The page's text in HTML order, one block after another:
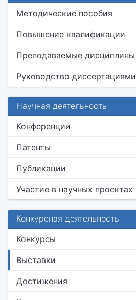
Методические пособия
Повышение квалификации
Преподаваемые дисциплины
Руководство диссертациями
Научная деятельность
Конференции
Патенты
Публикации
Участие в научных проектах
Конкурсная деятельность
Конкурсы
Выставки
Достижения